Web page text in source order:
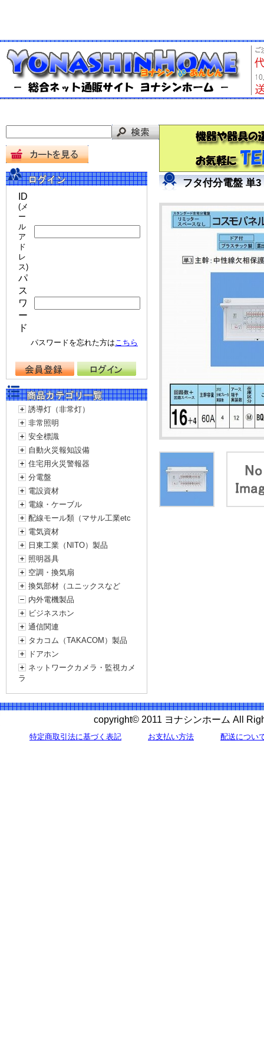
ID
(メ
ー
ル
ア
ド
レ
ス)
パ
ス
ワ
ー
ド
パスワードを忘れた方はこちら
誘導灯（非常灯）
非常照明
安全標識
自動火災報知設備
住宅用火災警報器
分電盤
電設資材
電線・ケーブル
配線モール類（マサル工業etc
電気資材
日東工業（NITO）製品
照明器具
空調・換気扇
換気部材（ユニックスなど
内外電機製品
ビジネスホン
通信関連
タカコム（TAKACOM）製品
ドアホン
ネットワークカメラ・監視カメ
ラ
フタ付分電盤 単
copyright© 2011 ヨナシンホーム All
特定商取引法に基づく表記 お支払い方法 配送につい